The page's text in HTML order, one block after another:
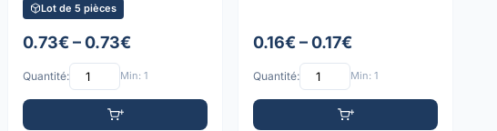
Lot de 5 pièces
0.73€ – 0.73€
Quantité: Min: 1
0.16€ – 0.17€
Quantité: Min: 1